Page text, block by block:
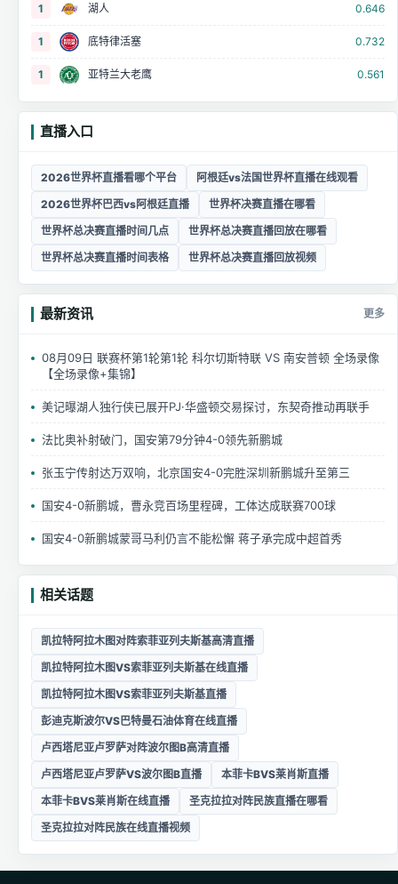
1 湖人 0.646
1 底特律活塞 0.732
1 亚特兰大老鹰 0.561
直播入口
2026世界杯直播看哪个平台
阿根廷vs法国世界杯直播在线观看
2026世界杯巴西vs阿根廷直播
世界杯决赛直播在哪看
世界杯总决赛直播时间几点
世界杯总决赛直播回放在哪看
世界杯总决赛直播时间表格
世界杯总决赛直播回放视频
最新资讯 更多
08月09日 联赛杯第1轮第1轮 科尔切斯特联 VS 南安普顿 全场录像
【全场录像+集锦】
美记曝湖人独行侠已展开PJ·华盛顿交易探讨，东契奇推动再联手
法比奥补射破门，国安第79分钟4-0领先新鹏城
张玉宁传射达万双响，北京国安4-0完胜深圳新鹏城升至第三
国安4-0新鹏城，曹永竞百场里程碑，工体达成联赛700球
国安4-0新鹏城蒙哥马利仍言不能松懈 蒋子承完成中超首秀
相关话题
凯拉特阿拉木图对阵索菲亚列夫斯基高清直播
凯拉特阿拉木图VS索菲亚列夫斯基在线直播
凯拉特阿拉木图VS索菲亚列夫斯基直播
彭迪克斯波尔VS巴特曼石油体育在线直播
卢西塔尼亚卢罗萨对阵波尔图B高清直播
卢西塔尼亚卢罗萨VS波尔图B直播
本菲卡BVS莱肖斯直播
本菲卡BVS莱肖斯在线直播
圣克拉拉对阵民族直播在哪看
圣克拉拉对阵民族在线直播视频